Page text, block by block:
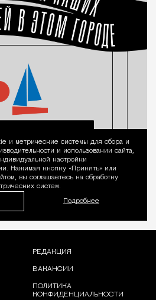
Уведомление
и метрические системы для сбора и
и использовании сайта,
настройки
Нажимая кнопку «Принять» или
вы соглашаетесь на обработку
систем.
Подробнее
РЕДАКЦИЯ
ВАКАНСИИ
ПОЛИТИКА
КОНФИДЕНЦИАЛЬНОСТИ